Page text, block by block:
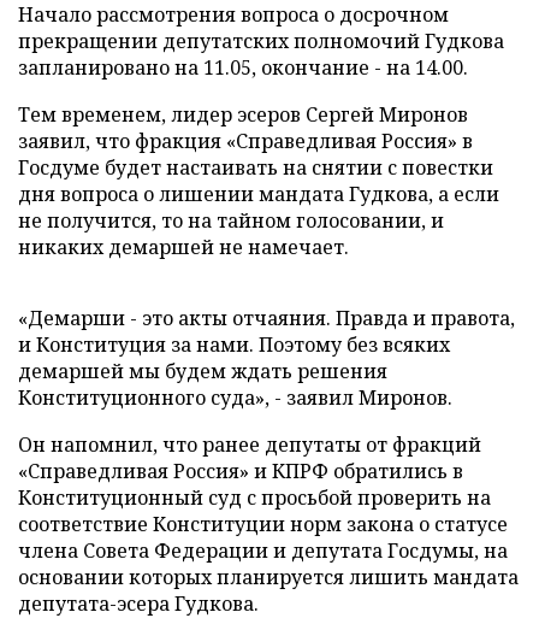
Начало рассмотрения вопроса о досрочном
прекращении депутатских полномочий Гудкова
запланировано на 11.05, окончание - на 14.00.
Тем временем, лидер эсеров Сергей Миронов
заявил, что фракция «Справедливая Россия» в
Госдуме будет настаивать на снятии с повестки
дня вопроса о лишении мандата Гудкова, а если
не получится, то на тайном голосовании, и
никаких демаршей не намечает.
«Демарши - это акты отчаяния. Правда и правота,
и Конституция за нами. Поэтому без всяких
демаршей мы будем ждать решения
Конституционного суда», - заявил Миронов.
Он напомнил, что ранее депутаты от фракций
«Справедливая Россия» и КПРФ обратились в
Конституционный суд с просьбой проверить на
соответствие Конституции норм закона о статусе
члена Совета Федерации и депутата Госдумы, на
основании которых планируется лишить мандата
депутата-эсера Гудкова.